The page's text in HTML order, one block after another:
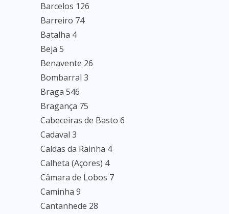
Barcelos 126
Barreiro 74
Batalha 4
Beja 5
Benavente 26
Bombarral 3
Braga 546
Bragança 75
Cabeceiras de Basto 6
Cadaval 3
Caldas da Rainha 4
Calheta (Açores) 4
Câmara de Lobos 7
Caminha 9
Cantanhede 28